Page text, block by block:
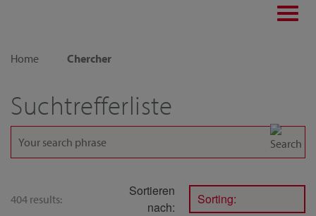
Home
Chercher
Suchtrefferliste
404 results:
Sortieren
nach:
Sorting: